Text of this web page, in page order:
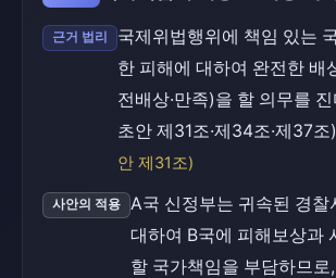
근거 법리
국제위법행위에 책임 있는
한 피해에 대하여 완전한 배
전배상·만족)을 할 의무를
초안 제31조·제34조·제37조
안 제31조)
사안의 적용
A국 신정부는 귀속된 경찰
대하여 B국에 피해보상과
할 국가책임을 부담하므로